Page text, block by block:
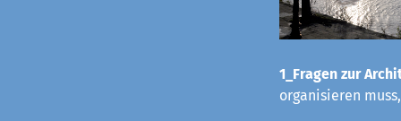
1_Fragen zur
organisieren